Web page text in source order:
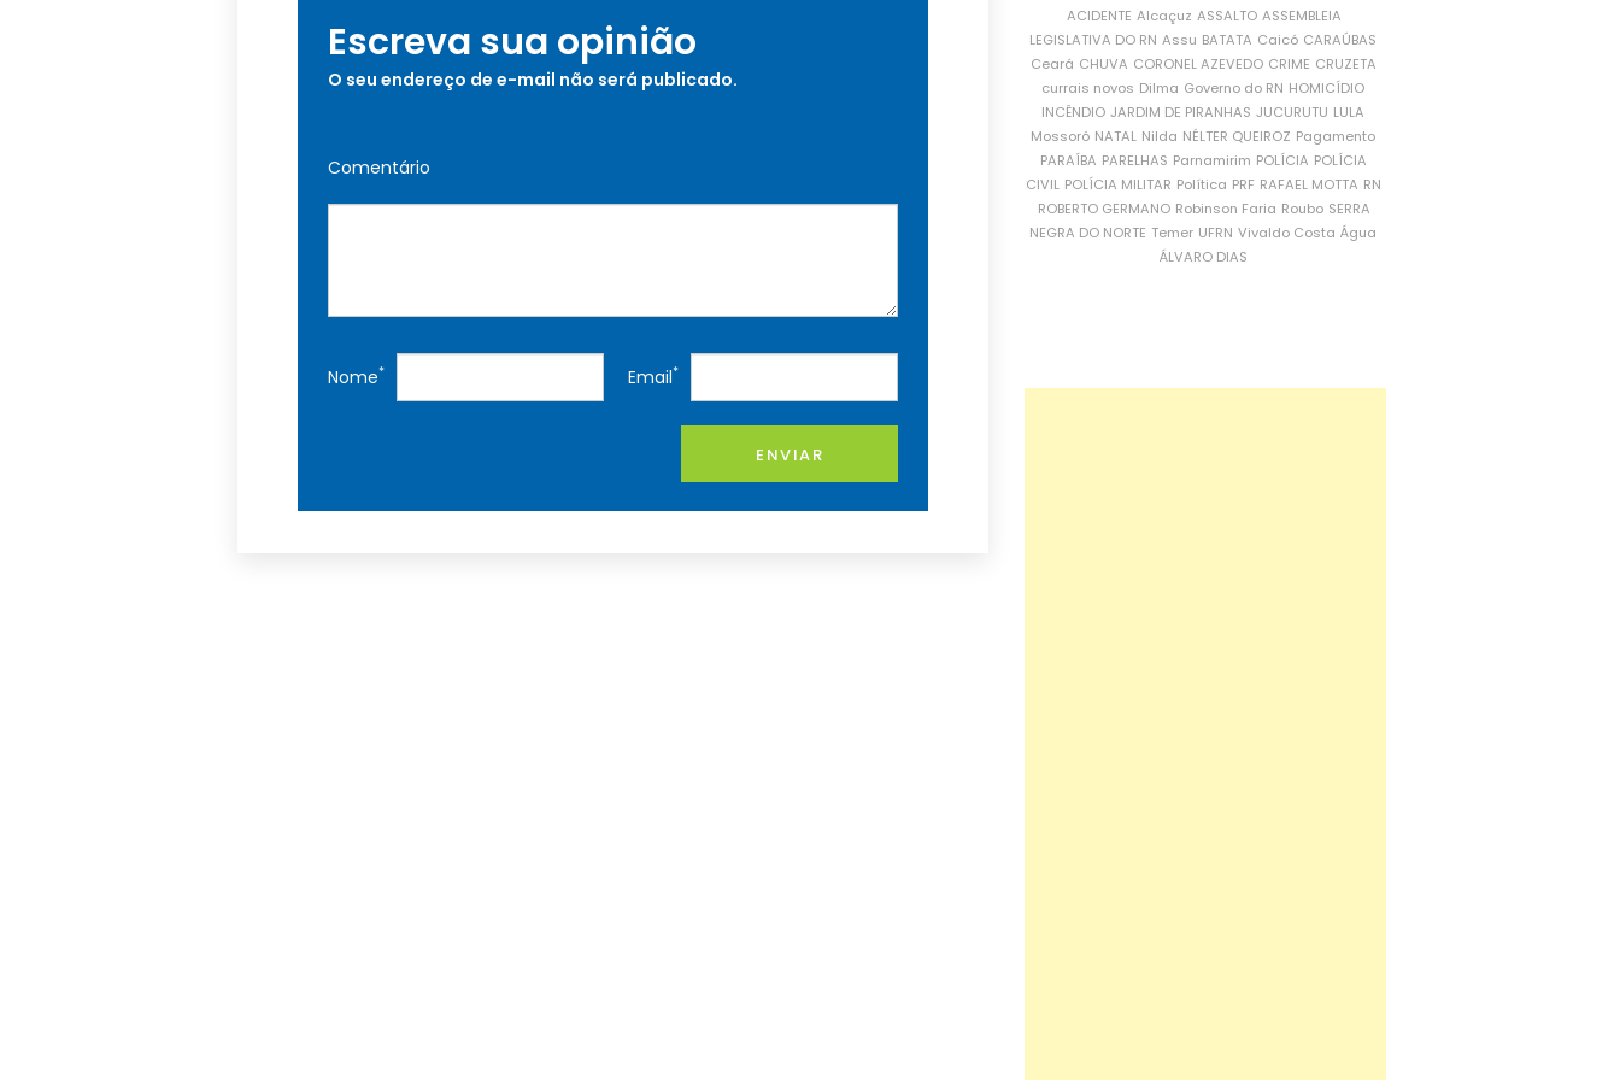
Escreva sua opinião
O seu endereço de e-mail não será publicado.
Comentário
Nome* Email*
ENVIAR
ACIDENTE Alcaçuz ASSALTO ASSEMBLEIA
LEGISLATIVA DO RN Assu BATATA Caicó CARAÚBAS
Ceará CHUVA CORONEL AZEVEDO CRIME CRUZETA
currais novos Dilma Governo do RN HOMICÍDIO
INCÊNDIO JARDIM DE PIRANHAS JUCURUTU LULA
Mossoró NATAL Nilda NÉLTER QUEIROZ Pagamento
PARAÍBA PARELHAS Parnamirim POLÍCIA POLÍCIA
CIVIL POLÍCIA MILITAR Política PRF RAFAEL MOTTA RN
ROBERTO GERMANO Robinson Faria Roubo SERRA
NEGRA DO NORTE Temer UFRN Vivaldo Costa Água
ÁLVARO DIAS